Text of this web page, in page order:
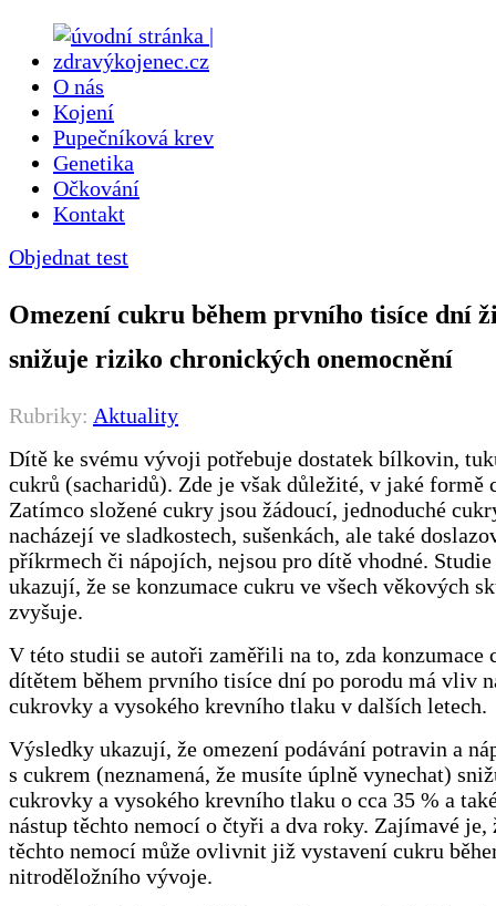
O nás
Kojení
Pupečníková krev
Genetika
Očkování
Kontakt
Objednat test
Omezení cukru během prvního tisíce dní
snižuje riziko chronických onemocnění
Rubriky: Aktuality
Dítě ke svému vývoji potřebuje dostatek bílkovin,
cukrů (sacharidů). Zde je však důležité, v jaké formě
Zatímco složené cukry jsou žádoucí, jednoduché
nacházejí ve sladkostech, sušenkách, ale také
příkrmech či nápojích, nejsou pro dítě vhodné.
ukazují, že se konzumace cukru ve všech věkových
zvyšuje.
V této studii se autoři zaměřili na to, zda konzumace
dítětem během prvního tisíce dní po porodu má vliv
cukrovky a vysokého krevního tlaku v dalších letech.
Výsledky ukazují, že omezení podávání potravin a
s cukrem (neznamená, že musíte úplně vynechat)
cukrovky a vysokého krevního tlaku o cca 35 % a
nástup těchto nemocí o čtyři a dva roky. Zajímavé je,
těchto nemocí může ovlivnit již vystavení cukru
nitroděložního vývoje.